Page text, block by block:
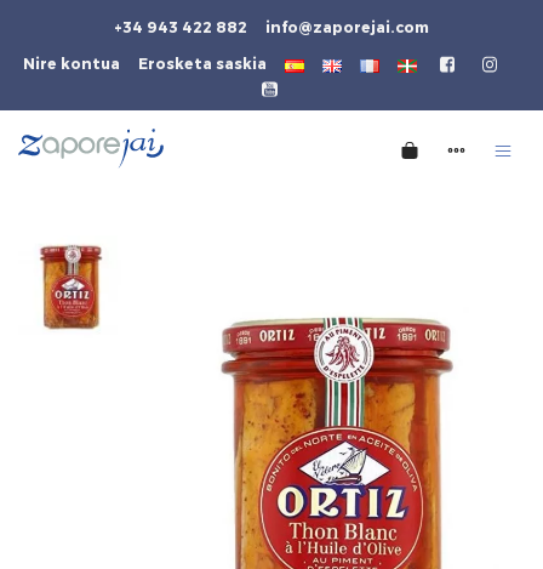
+34 943 422 882 info@zaporejai.com
Nire kontua Erosketa saskia